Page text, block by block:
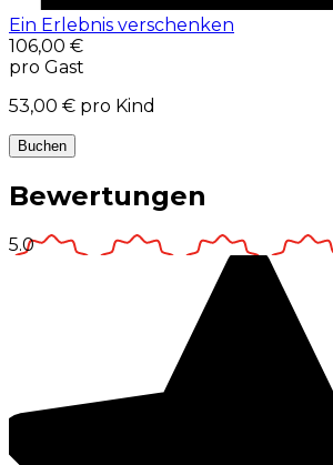
Ein Erlebnis verschenken
106,00 €
pro Gast
53,00 € pro Kind
Buchen
Bewertungen
5.0